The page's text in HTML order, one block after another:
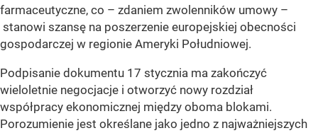
farmaceutyczne, co – zdaniem zwolenników umowy –
stanowi szansę na poszerzenie europejskiej obecności
gospodarczej w regionie Ameryki Południowej.
Podpisanie dokumentu 17 stycznia ma zakończyć
wieloletnie negocjacje i otworzyć nowy rozdział
współpracy ekonomicznej między oboma blokami.
Porozumienie jest określane jako jedno z najważniejszych